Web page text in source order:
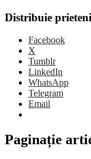
Distribuie
Facebook
X
Tumblr
LinkedIn
WhatsApp
Telegram
Email
Paginație